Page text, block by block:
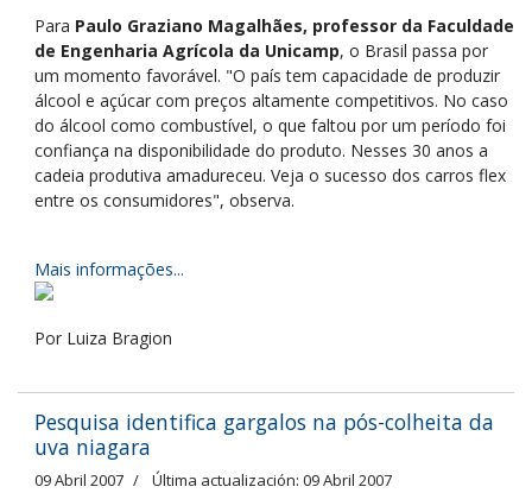
Para Paulo Graziano Magalhães, professor da Faculdade
de Engenharia Agrícola da Unicamp, o Brasil passa por
um momento favorável. "O país tem capacidade de produzir
álcool e açúcar com preços altamente competitivos. No caso
do álcool como combustível, o que faltou por um período foi
confiança na disponibilidade do produto. Nesses 30 anos a
cadeia produtiva amadureceu. Veja o sucesso dos carros flex
entre os consumidores", observa.
Mais informações...
Por Luiza Bragion
Pesquisa identifica gargalos na pós-colheita da
uva niagara
09 Abril 2007 Última actualización: 09 Abril 2007